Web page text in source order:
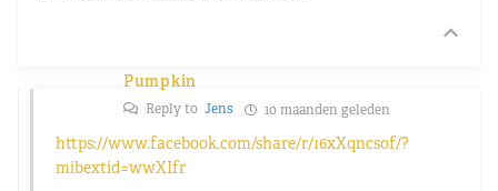
Pumpkin
Reply to Jens 10 maanden geleden
https://www.facebook.com/share/r/16xXqncsof/?
mibextid=wwXIfr